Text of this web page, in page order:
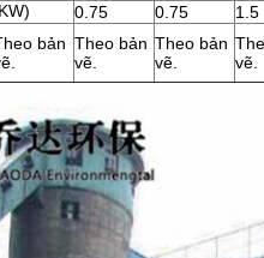
0.75 0.75 1.5
bản Theo bản
vẽ.
Theo bản
vẽ.
vẽ.